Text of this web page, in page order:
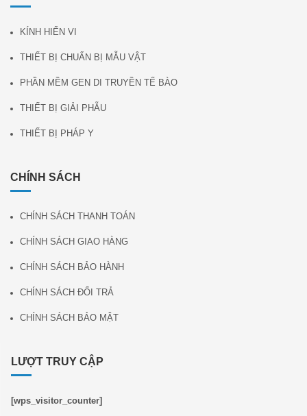
KÍNH HIỂN VI
THIẾT BỊ CHUẨN BỊ MẪU VẬT
PHẦN MỀM GEN DI TRUYỀN TẾ BÀO
THIẾT BỊ GIẢI PHẪU
THIẾT BỊ PHÁP Y
CHÍNH SÁCH
CHÍNH SÁCH THANH TOÁN
CHÍNH SÁCH GIAO HÀNG
CHÍNH SÁCH BẢO HÀNH
CHÍNH SÁCH ĐỔI TRẢ
CHÍNH SÁCH BẢO MẬT
LƯỢT TRUY CẬP
[wps_visitor_counter]